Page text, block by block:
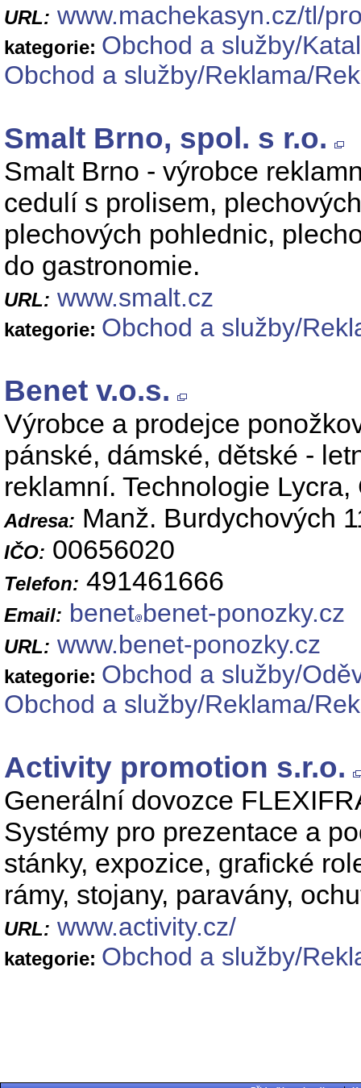
URL: www.machekasyn.cz/tl/
kategorie: Obchod a služby/
Obchod a služby/Reklama/
Smalt Brno, spol. s r.o.
Smalt Brno - výrobce
cedulí s prolisem,
plechových pohlednic,
do gastronomie.
URL: www.smalt.cz
kategorie: Obchod a služby/
Benet v.o.s.
Výrobce a prodejce
pánské, dámské, dětské -
reklamní. Technologie
Adresa: Manž. Burdychových
IČO: 00656020
Telefon: 491461666
Email: benet benet-ponozky.cz
URL: www.benet-ponozky.cz
kategorie: Obchod a služby/
Obchod a služby/Reklama/
Activity promotion s.r.o.
Generální dovozce
Systémy pro prezentace a
stánky, expozice, grafické
rámy, stojany, paravány,
URL: www.activity.cz/
kategorie: Obchod a služby/